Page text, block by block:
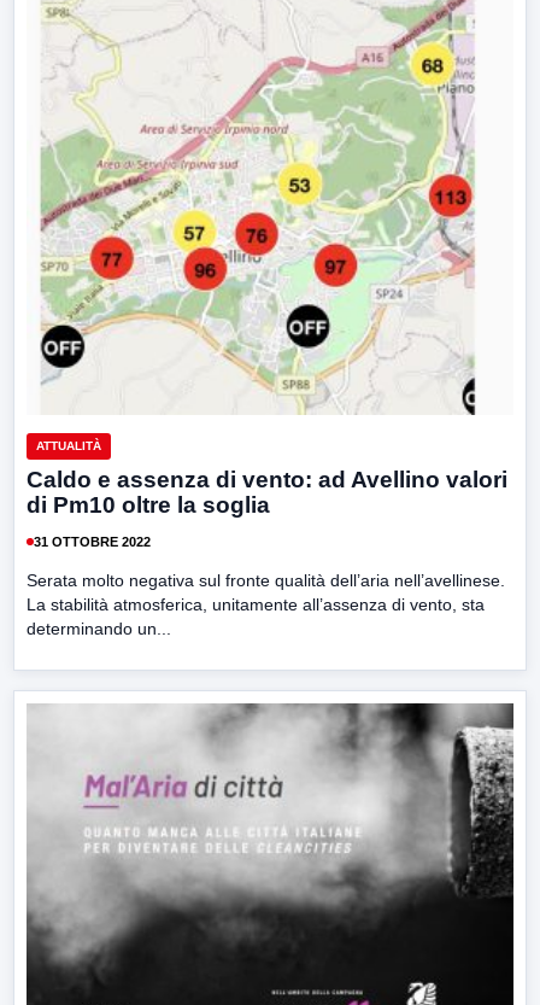
ATTUALITÀ
Caldo e assenza di vento: ad Avellino valori
di Pm10 oltre la soglia
31 OTTOBRE 2022
Serata molto negativa sul fronte qualità dell’aria nell’avellinese.
La stabilità atmosferica, unitamente all’assenza di vento, sta
determinando un...